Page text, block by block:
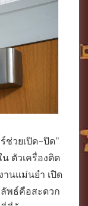
วยเปิด–ปิด”
ตัวเครื่องติด
านแม่นยำ เปิด
ลัพธ์คือสะดวก